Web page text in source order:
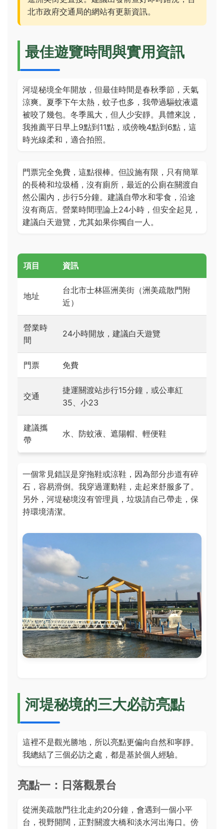
北市政府交通局的網站有更新資訊。
最佳遊覽時間與實用資訊
河堤秘境全年開放，但最佳時間是春秋季節，天氣
涼爽。夏季下午太熱，蚊子也多，我帶過驅蚊液還
被咬了幾包。冬季風大，但人少安靜。具體來說，
我推薦平日早上9點到11點，或傍晚4點到6點，這
時光線柔和，適合拍照。
門票完全免費，這點很棒。但設施有限，只有簡單
的長椅和垃圾桶，沒有廁所，最近的公廁在關渡自
然公園內，步行5分鐘。建議自帶水和零食，沿途
沒有商店。營業時間理論上24小時，但安全起見，
建議白天遊覽，尤其如果你獨自一人。
項目 資訊
地址
台北市士林區洲美街（洲美疏散門附
近）
營業時
間
24小時開放，建議白天遊覽
門票 免費
交通
捷運關渡站步行15分鐘，或公車紅
35、小23
建議攜
帶
水、防蚊液、遮陽帽、輕便鞋
一個常見錯誤是穿拖鞋或涼鞋，因為部分步道有碎
石，容易滑倒。我穿過運動鞋，走起來舒服多了。
另外，河堤秘境沒有管理員，垃圾請自己帶走，保
持環境清潔。
河堤秘境的三大必訪亮點
這裡不是觀光勝地，所以亮點更偏向自然和寧靜。
我總結了三個必訪之處，都是基於個人經驗。
亮點一：日落觀景台
從洲美疏散門往北走約20分鐘，會遇到一個小平
台，視野開闊，正對關渡大橋和淡水河出海口。傍